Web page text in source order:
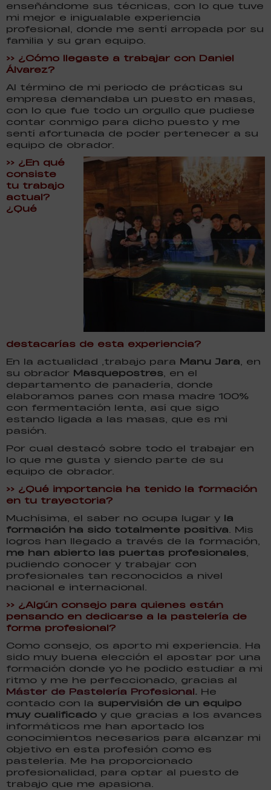
enseñándome sus técnicas, con lo que tuve
mi mejor e inigualable experiencia
profesional, donde me sentí arropada por su
familia y su gran equipo.
>> ¿Cómo llegaste a trabajar con Daniel
Álvarez?
Al término de mi periodo de prácticas su
empresa demandaba un puesto en masas,
con lo que fue todo un orgullo que pudiese
contar conmigo para dicho puesto y me
sentí afortunada de poder pertenecer a su
equipo de obrador.
>> ¿En qué
consiste
tu trabajo
actual?
¿Qué
destacarías de esta experiencia?
En la actualidad ,trabajo para Manu Jara, en
su obrador Masquepostres, en el
departamento de panadería, donde
elaboramos panes con masa madre 100%
con fermentación lenta, así que sigo
estando ligada a las masas, que es mi
pasión.
Por cual destacó sobre todo el trabajar en
lo que me gusta y siendo parte de su
equipo de obrador.
>> ¿Qué importancia ha tenido la formación
en tu trayectoria?
Muchísima, el saber no ocupa lugar y la
formación ha sido totalmente positiva. Mis
logros han llegado a través de la formación,
me han abierto las puertas profesionales,
pudiendo conocer y trabajar con
profesionales tan reconocidos a nivel
nacional e internacional.
>> ¿Algún consejo para quienes están
pensando en dedicarse a la pastelería de
forma profesional?
Como consejo, os aporto mi experiencia. Ha
sido muy buena elección el apostar por una
formación donde yo he podido estudiar a mi
ritmo y me he perfeccionado, gracias al
Máster de Pastelería Profesional. He
contado con la supervisión de un equipo
muy cualificado y que gracias a los avances
informáticos me han aportado los
conocimientos necesarios para alcanzar mi
objetivo en esta profesión como es
pastelería. Me ha proporcionado
profesionalidad, para optar al puesto de
trabajo que me apasiona.